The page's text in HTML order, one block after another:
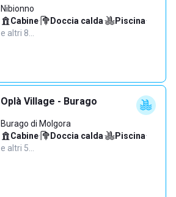
Nibionno
Cabine· Doccia calda· Piscina·
e altri 8…
Oplà Village - Burago
Burago di Molgora
Cabine· Doccia calda· Piscina·
e altri 5…